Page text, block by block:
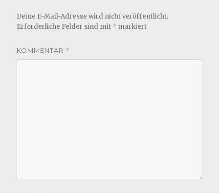
Deine E-Mail-Adresse wird nicht veröffentlicht.
Erforderliche Felder sind mit * markiert
KOMMENTAR *